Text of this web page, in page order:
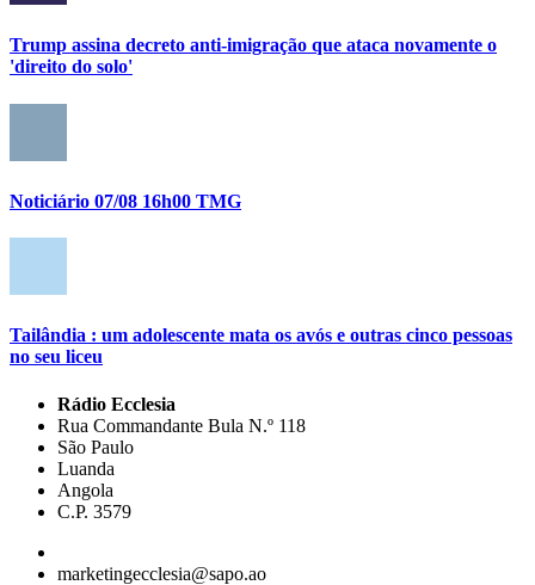
Trump assina decreto anti-imigração que ataca novamente o
'direito do solo'
Noticiário 07/08 16h00 TMG
Tailândia : um adolescente mata os avós e outras cinco pessoas
no seu liceu
Rádio Ecclesia
Rua Commandante Bula N.º 118
São Paulo
Luanda
Angola
C.P. 3579
marketingecclesia@sapo.ao